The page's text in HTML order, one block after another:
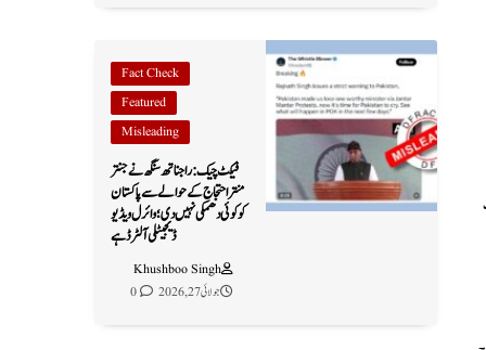
Fact Check
Featured
Misleading
فیکٹ چیک: راجناتھ سنگھ نے جنتر
منتر احتجاج کے حوالے سے پاکستان
کو کوئی دھمکی نہیں دی؛ وائرل ویڈیو
ڈیجیٹلی آلٹرڈ ہے
Khushboo Singh
جولائی 27, 2026
0